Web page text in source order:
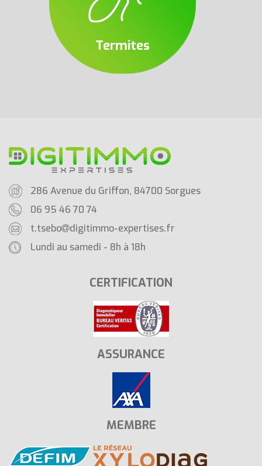
Termites
286 Avenue du Griffon, 84700 Sorgues
06 95 46 70 74
t.tsebo
digitimmo-expertises.fr
Lundi au samedi - 8h à 18h
CERTIFICATION
ASSURANCE
MEMBRE